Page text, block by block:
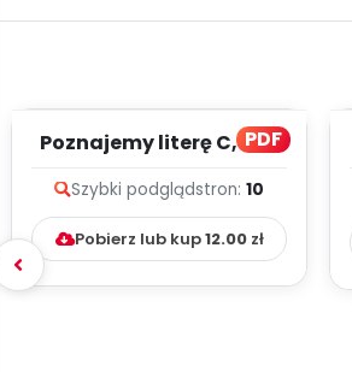
PDF
Poznajemy literę C, cz. 1
Szybki podglądstron: 10
Pobierz lub kup12.00zł